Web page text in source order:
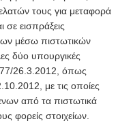
τους για μεταφορά
σε εισπράξεις
μέσω πιστωτικών
δύο υπουργικές
26.3.2012, όπως
με τις οποίες
από τα πιστωτικά
φορείς στοιχείων.